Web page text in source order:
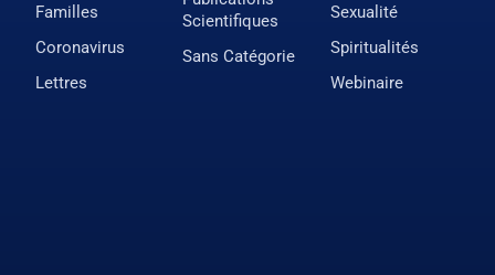
Familles
Coronavirus
Lettres
Scientifiques
Sans Catégorie
Sexualité
Spiritualités
Webinaire